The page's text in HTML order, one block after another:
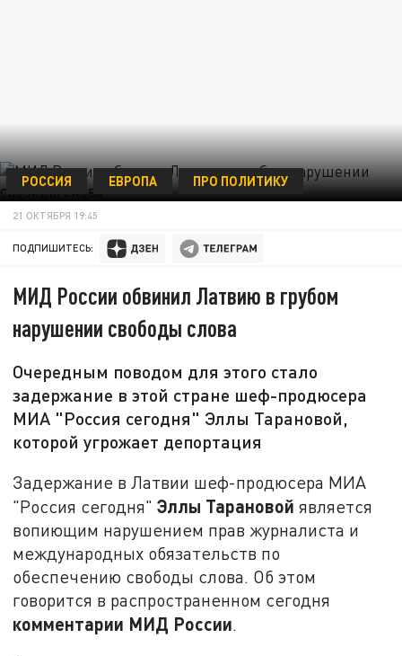
РОССИЯ ЕВРОПА ПРО ПОЛИТИКУ
21 ОКТЯБРЯ 19:45
ПОДПИШИТЕСЬ:
МИД России обвинил Латвию в грубом
нарушении свободы слова
Очередным поводом для этого стало
задержание в этой стране шеф-продюсера
МИА "Россия сегодня" Эллы Тарановой,
которой угрожает депортация
Задержание в Латвии шеф-продюсера МИА
"Россия сегодня"Эллы Тарановой является
вопиющим нарушением прав журналиста и
международных обязательств по
обеспечению свободы слова. Об этом
говорится в распространенном сегодня
комментарии МИД России.